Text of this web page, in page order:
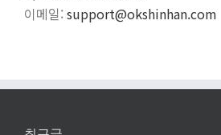
이메일:support@okshinhan.com